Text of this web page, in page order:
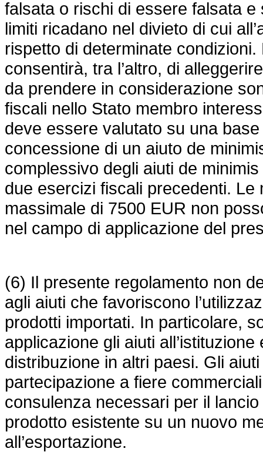
falsata o rischi di essere falsata
limiti ricadano nel divieto di cui
rispetto di determinate condizioni.
consentirà, tra l’altro, di
da prendere in considerazione
fiscali nello Stato membro
deve essere valutato su una
concessione di un aiuto de
complessivo degli aiuti de
due esercizi fiscali precedenti.
massimale di 7500 EUR non
nel campo di applicazione del
(6) Il presente regolamento non
agli aiuti che favoriscono
prodotti importati. In particolare,
applicazione gli aiuti
distribuzione in altri paesi. Gli
partecipazione a fiere
consulenza necessari per il
prodotto esistente su un nuovo
all’esportazione.